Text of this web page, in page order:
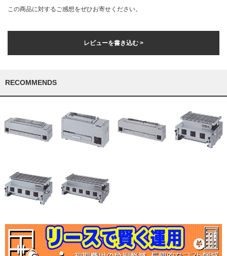
この商品に対するご感想をぜひお寄せください。
レビューを書き込む >
RECOMMENDS